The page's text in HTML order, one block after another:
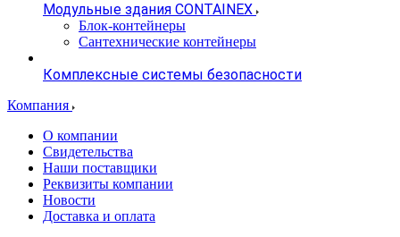
Модульные здания CONTAINEX
Блок-контейнеры
Сантехнические контейнеры
Комплексные системы безопасности
Компания
О компании
Свидетельства
Наши поставщики
Реквизиты компании
Новости
Доставка и оплата